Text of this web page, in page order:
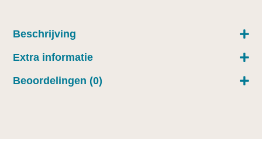
Beschrijving
Extra informatie
Beoordelingen (0)